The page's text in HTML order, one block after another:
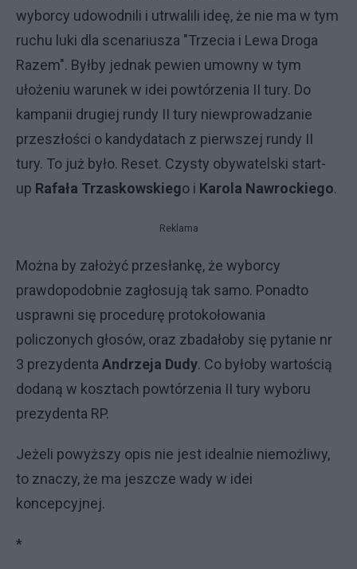
wyborcy udowodnili i utrwalili ideę, że nie ma w tym
ruchu luki dla scenariusza "Trzecia i Lewa Droga
Razem". Byłby jednak pewien umowny w tym
ułożeniu warunek w idei powtórzenia II tury. Do
kampanii drugiej rundy II tury niewprowadzanie
przeszłości o kandydatach z pierwszej rundy II
tury. To już było. Reset. Czysty obywatelski start-
up Rafała Trzaskowskiego i Karola Nawrockiego.
Reklama
Można by założyć przesłankę, że wyborcy
prawdopodobnie zagłosują tak samo. Ponadto
usprawni się procedurę protokołowania
policzonych głosów, oraz zbadałoby się pytanie nr
3 prezydenta Andrzeja Dudy. Co byłoby wartością
dodaną w kosztach powtórzenia II tury wyboru
prezydenta RP.
Jeżeli powyższy opis nie jest idealnie niemożliwy,
to znaczy, że ma jeszcze wady w idei
koncepcyjnej.
*